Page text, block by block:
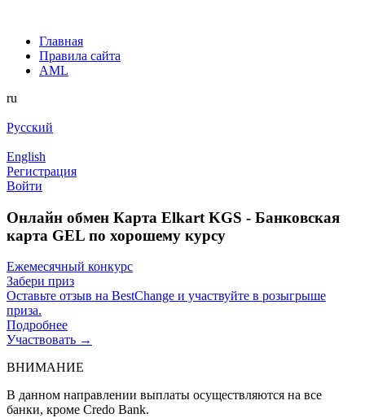
Главная
Правила сайта
AML
ru
Русский
English
Регистрация
Войти
Онлайн обмен Карта Elkart KGS - Банковская
карта GEL по хорошему курсу
Ежемесячный конкурс
Забери приз
Оставьте отзыв на BestChange и участвуйте в розыгрыше
приза.
Подробнее
Участвовать →
ВНИМАНИЕ
В данном направлении выплаты осуществляются на все
банки, кроме Credo Bank.